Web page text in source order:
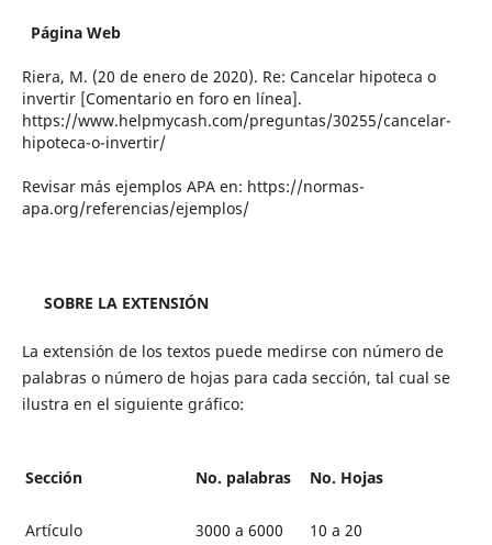
Página Web
Riera, M. (20 de enero de 2020). Re: Cancelar hipoteca o
invertir [Comentario en foro en línea].
https://www.helpmycash.com/preguntas/30255/cancelar-
hipoteca-o-invertir/
Revisar más ejemplos APA en: https://normas-
apa.org/referencias/ejemplos/
SOBRE LA EXTENSIÓN
La extensión de los textos puede medirse con número de
palabras o número de hojas para cada sección, tal cual se
ilustra en el siguiente gráfico:
Sección No. palabras No. Hojas
Artículo 3000 a 6000 10 a 20